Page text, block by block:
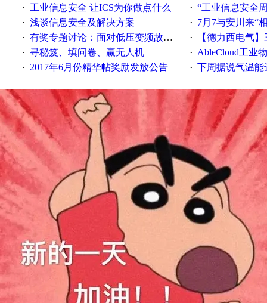
·
工业信息安全 让ICS为你做点什么 · “工业信息安全周之我见”
· 浅谈信息安全及解决方案 · 7月7与安川来“
· 有奖专题讨论：面对低压变频故障，老手是这样解决的！ · 【德力西电气】三
· 寻秘笈、填问卷、赢无人机 · AbleCloud工业物联
· 2017年6月份精华帖奖励发放公告 · 下周据说气温能